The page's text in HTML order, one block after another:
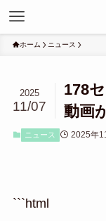
ホーム ニュース
178
動画
2025
11/07
ニュース 2025年
```html